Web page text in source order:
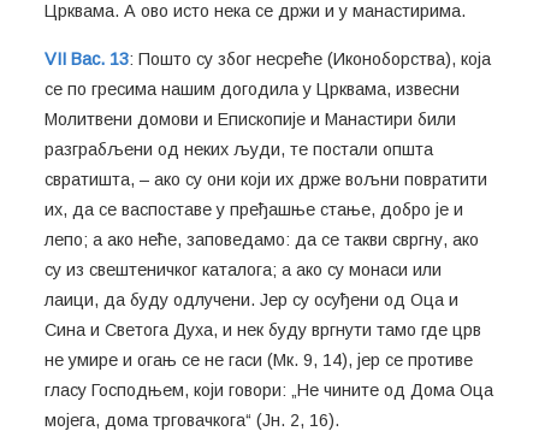
Црквама. А ово исто нека се држи и у манастирима.
VII Вас. 13: Пошто су због несреће (Иконоборства), која
се по гресима нашим догодила у Црквама, извесни
Молитвени домови и Епископије и Манастири били
разграбљени од неких људи, те постали општа
свратишта, – ако су они који их држе вољни повратити
их, да се васпоставе у пређашње стање, добро је и
лепо; а ако неће, заповедамо: да се такви свргну, ако
су из свештеничког каталога; а ако су монаси или
лаици, да буду одлучени. Јер су осуђени од Оца и
Сина и Светога Духа, и нек буду вргнути тамо где црв
не умире и огањ се не гаси (Мк. 9, 14), јер се противе
гласу Господњем, који говори: „Не чините од Дома Оца
мојега, дома трговачкога“ (Јн. 2, 16).